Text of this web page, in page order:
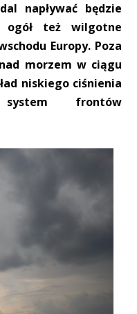
napływać będzie
też wilgotne
Europy. Poza
morzem w ciągu
niskiego ciśnienia
frontów